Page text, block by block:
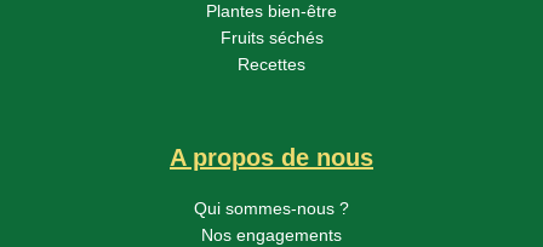
Plantes bien-être
Fruits séchés
Recettes
A propos de nous
Qui sommes-nous ?
Nos engagements